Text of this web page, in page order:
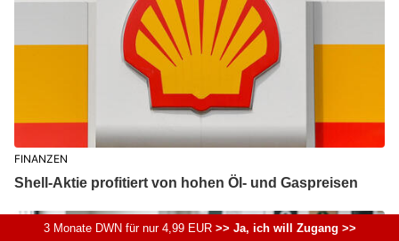
FINANZEN
Shell-Aktie profitiert von hohen Öl- und Gaspreisen
3 Monate DWN für nur 4,99 EUR>> Ja, ich will Zugang >>